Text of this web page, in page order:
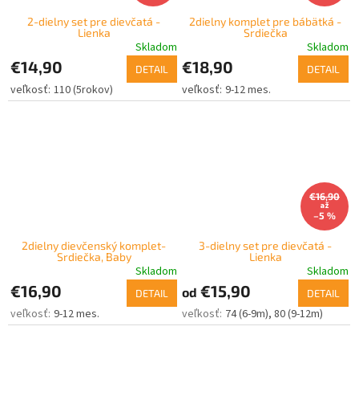
2-dielny set pre dievčatá -
Lienka
Skladom
€14,90 DETAIL
110 (5rokov)
2dielny komplet pre bábätká -
Srdiečka
Skladom
€18,90 DETAIL
9-12 mes.
2dielny dievčenský komplet-
Srdiečka, Baby
Skladom
€16,90 DETAIL
9-12 mes.
€16,90
až
–5 %
3-dielny set pre dievčatá -
Lienka
Skladom
od €15,90 DETAIL
74 (6-9m) 80 (9-12m)